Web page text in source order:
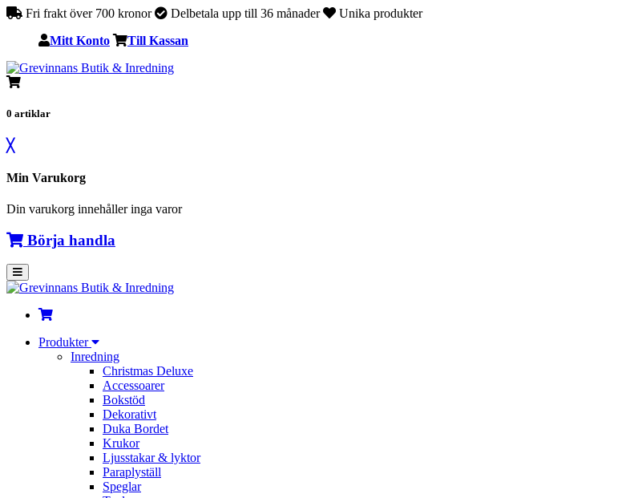
Fri frakt över 700 kronor Delbetala upp till 36 månader Unika produkter
Mitt Konto Till Kassan
0 artiklar
╳
Min Varukorg
Din varukorg innehåller inga varor
Börja handla
Produkter
Inredning
Christmas Deluxe
Accessoarer
Bokstöd
Dekorativt
Duka Bordet
Krukor
Ljusstakar & lyktor
Paraplyställ
Speglar